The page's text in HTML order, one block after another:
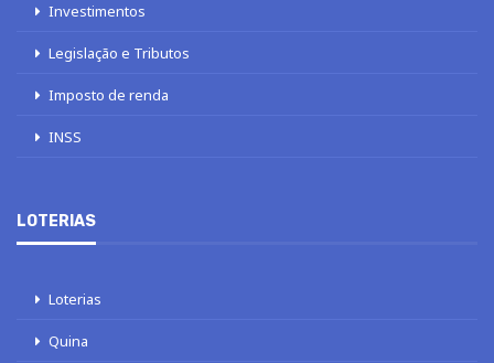
Investimentos
Legislação e Tributos
Imposto de renda
INSS
LOTERIAS
Loterias
Quina